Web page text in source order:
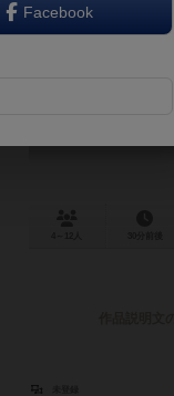
テレストレーシ
Telestrations:
Facebook